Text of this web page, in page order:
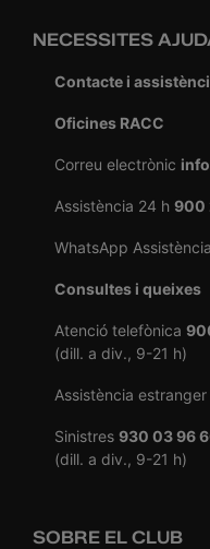
NECESSITES
Contacte i
Oficines RACC
Correu electrònic
Assistència 24 h 900
WhatsApp
Consultes i queixes
Atenció telefònica
(dill. a div., 9-21 h)
Assistència estranger
Sinistres 930 03 96
(dill. a div., 9-21 h)
SOBRE EL CLUB